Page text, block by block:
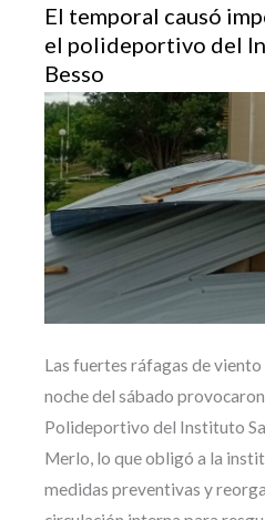
El temporal causó
el polideportivo del
Besso
Las fuertes ráfagas de
noche del sábado
Polideportivo del Instituto
Merlo, lo que obligó a la
medidas preventivas y